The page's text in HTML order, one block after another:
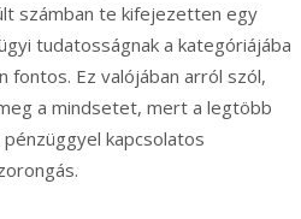
számban te kifejezetten egy
tudatosságnak a kategóriájába
fontos. Ez valójában arról szól,
a mindsetet, mert a legtöbb
kapcsolatos